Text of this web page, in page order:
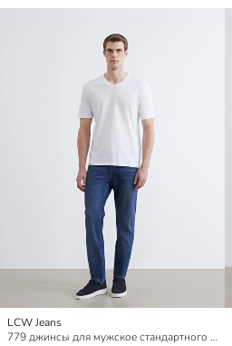
LCW Jeans
779 джинсы для мужское стандартного кроя